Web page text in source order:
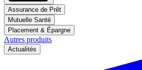
Assurance de Prêt
Mutuelle Santé
Placement & Épargne
Autres produits
Actualités